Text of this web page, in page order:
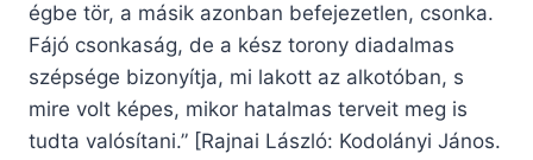
égbe tör, a másik azonban befejezetlen, csonka.
Fájó csonkaság, de a kész torony diadalmas
szépsége bizonyítja, mi lakott az alkotóban, s
mire volt képes, mikor hatalmas terveit meg is
tudta valósítani.” [Rajnai László: Kodolányi János.